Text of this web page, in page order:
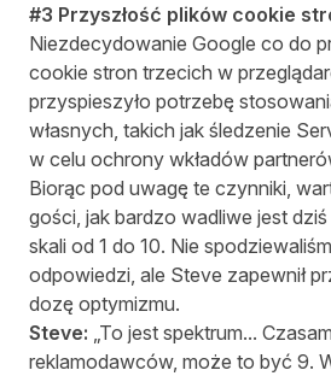
#3 Przyszłość plików cookie
Niezdecydowanie Google co do
cookie stron trzecich w
przyspieszyło potrzebę
własnych, takich jak śledzenie
w celu ochrony wkładów
Biorąc pod uwagę te czynniki,
gości, jak bardzo wadliwe jest
skali od 1 do 10. Nie
odpowiedzi, ale Steve zapewnił
dozę optymizmu.
Steve: „To jest spektrum...
reklamodawców, może to być 9.